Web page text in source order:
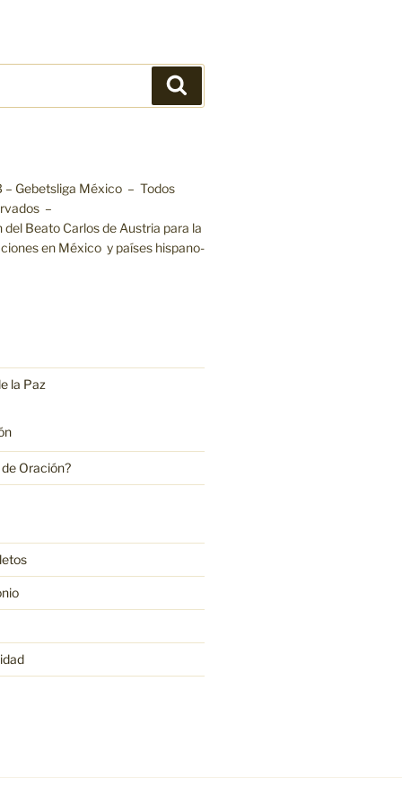
– Gebetsliga México – Todos
–
del Beato Carlos de Austria para la
en México y países hispano-
la Paz
Oración?